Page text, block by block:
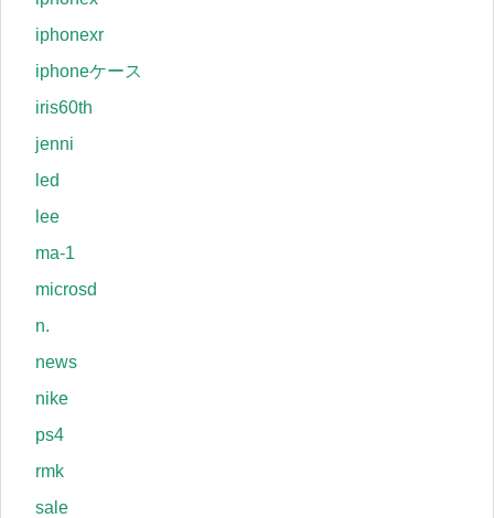
iphonexr
iphoneケース
iris60th
jenni
led
lee
ma-1
microsd
n.
news
nike
ps4
rmk
sale